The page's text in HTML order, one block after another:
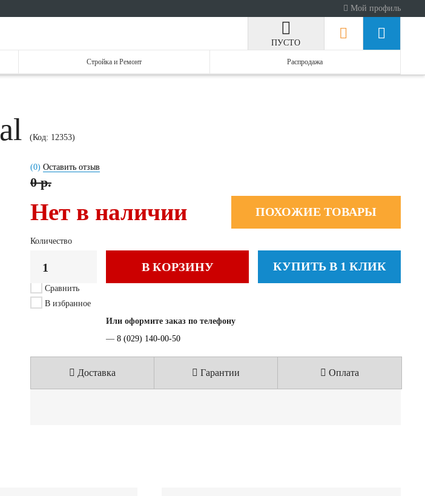
Мой профиль
ПУСТО
Стройка и Ремонт Распродажа
(Код: 12353)
(0) Оставить отзыв
0 р.
Нет в наличии ПОХОЖИЕ ТОВАРЫ
Количество
В КОРЗИНУ КУПИТЬ В 1 КЛИК
Сравнить
В избранное
Или оформите заказ по телефону
— 8 (029) 140-00-50
Доставка Гарантии Оплата